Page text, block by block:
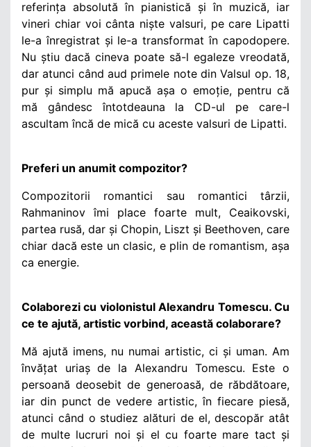
referința absolută în pianistică și în muzică, iar
vineri chiar voi cânta niște valsuri, pe care Lipatti
le-a înregistrat și le-a transformat în capodopere.
Nu știu dacă cineva poate să-l egaleze vreodată,
dar atunci când aud primele note din Valsul op. 18,
pur și simplu mă apucă așa o emoție, pentru că
mă gândesc întotdeauna la CD-ul pe care-l
ascultam încă de mică cu aceste valsuri de Lipatti.
Preferi un anumit compozitor?
Compozitorii romantici sau romantici târzii,
Rahmaninov îmi place foarte mult, Ceaikovski,
partea rusă, dar și Chopin, Liszt și Beethoven, care
chiar dacă este un clasic, e plin de romantism, așa
ca energie.
Colaborezi cu violonistul Alexandru Tomescu. Cu
ce te ajută, artistic vorbind, această colaborare?
Mă ajută imens, nu numai artistic, ci și uman. Am
învățat uriaș de la Alexandru Tomescu. Este o
persoană deosebit de generoasă, de răbdătoare,
iar din punct de vedere artistic, în fiecare piesă,
atunci când o studiez alături de el, descopăr atât
de multe lucruri noi și el cu foarte mare tact și